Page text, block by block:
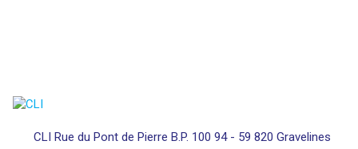
CLI Rue du Pont de Pierre B.P. 100 94 - 59 820 Gravelines